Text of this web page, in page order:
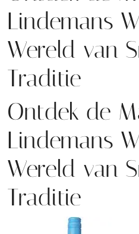
Lindemans
Wereld van
Traditie
Ontdek de
Lindemans
Wereld van
Traditie